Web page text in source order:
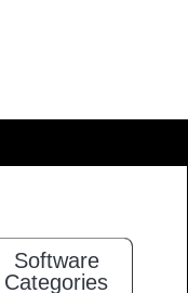
Software
Categories